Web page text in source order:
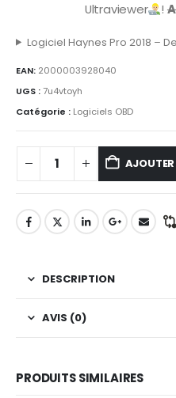
Ultraviewer
!
Logiciel Haynes Pro 2018 –
EAN: 2000003928040
UGS :7u4vtoyh
Catégorie : Logiciels OBD
DESCRIPTION
AVIS (0)
PRODUITS SIMILAIRES